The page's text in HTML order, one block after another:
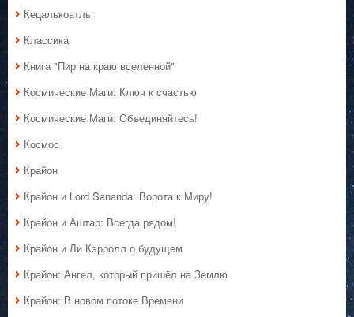
Кецалькоатль
Классика
Книга "Пир на краю вселенной"
Космические Маги: Ключ к счастью
Космические Маги: Объединяйтесь!
Космос
Крайон
Крайон и Lord Sananda: Ворота к Миру!
Крайон и Аштар: Всегда рядом!
Крайон и Ли Кэрролл о будущем
Крайон: Ангел, который пришёл на Землю
Крайон: В новом потоке Времени